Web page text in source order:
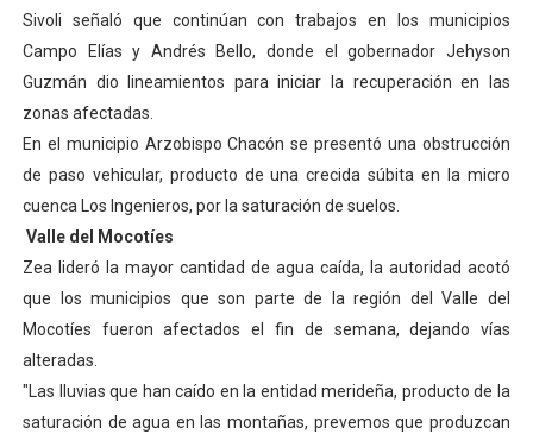
Expertos inspeccionan espacios del OAN para la
Sivoli señaló que continúan con trabajos en los municipios
Campo Elías y Andrés Bello, donde el gobernador Jehyson
Guzmán dio lineamientos para iniciar la recuperación en las
zonas afectadas.
En el municipio Arzobispo Chacón se presentó una obstrucción
de paso vehicular, producto de una crecida súbita en la micro
cuenca Los Ingenieros, por la saturación de suelos.
Valle del Mocotíes
Zea lideró la mayor cantidad de agua caída, la autoridad acotó
que los municipios que son parte de la región del Valle del
Mocotíes fueron afectados el fin de semana, dejando vías
alteradas.
"Las lluvias que han caído en la entidad merideña, producto de la
saturación de agua en las montañas, prevemos que produzcan